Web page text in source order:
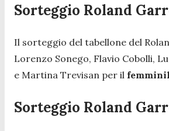
Sorteggio Roland
Il sorteggio del tabellone del
Lorenzo Sonego, Flavio Cobolli,
e Martina Trevisan per il
Sorteggio Roland